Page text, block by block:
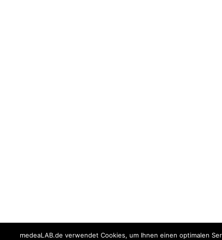
medeaLAB.de verwendet Cookies, um Ihnen einen optimalen